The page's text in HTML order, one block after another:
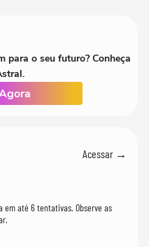
para o seu futuro? Conheça
Acessar →
em até 6 tentativas. Observe as